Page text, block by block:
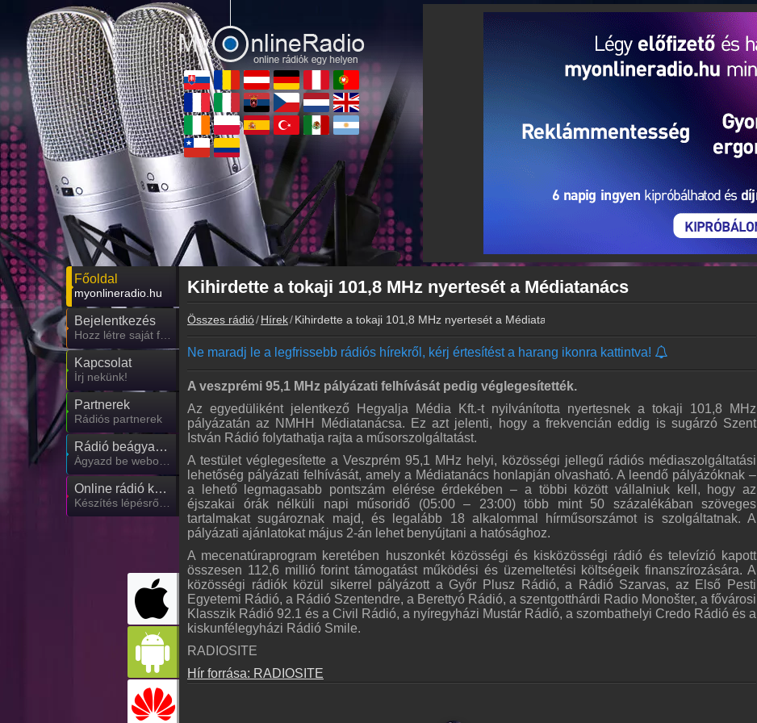
Főoldal
myonlineradio.hu
Bejelentkezés
Kapcsolat
Írj nekünk!
Partnerek
Rádiós partnerek
Rádió beágyazás
Online rádió készítés
Kihirdette a tokaji 101,8 MHz nyertesét a Médiatanács
Összes rádió Hírek Kihirdette a tokaji 101,8 MHz nyertesét a Médiatanács
Ne maradj le a legfrissebb rádiós hírekről, kérj értesítést a harang ikonra kattintva!
A veszprémi 95,1 MHz pályázati felhívását pedig véglegesítették.
Az egyedüliként jelentkező Hegyalja Média Kft.-t nyilvánította nyertesnek a tokaji 101,8 MHz
pályázatán az NMHH Médiatanácsa. Ez azt jelenti, hogy a frekvencián eddig is sugárzó Szent
István Rádió folytathatja rajta a műsorszolgáltatást.
A testület véglegesítette a Veszprém 95,1 MHz helyi, közösségi jellegű rádiós médiaszolgáltatási
lehetőség pályázati felhívását, amely a Médiatanács honlapján olvasható. A leendő pályázóknak –
a lehető legmagasabb pontszám elérése érdekében – a többi között vállalniuk kell, hogy az
éjszakai órák nélküli napi műsoridő (05:00 – 23:00) több mint 50 százalékában szöveges
tartalmakat sugároznak majd, és legalább 18 alkalommal hírműsorszámot is szolgáltatnak. A
pályázati ajánlatokat május 2-án lehet benyújtani a hatósághoz.
A mecenatúraprogram keretében huszonkét közösségi és kisközösségi rádió és televízió kapott
összesen 112,6 millió forint támogatást működési és üzemeltetési költségeik finanszírozására. A
közösségi rádiók közül sikerrel pályázott a Győr Plusz Rádió, a Rádió Szarvas, az Első Pesti
Egyetemi Rádió, a Rádió Szentendre, a Berettyó Rádió, a szentgotthárdi Radio Monošter, a fővárosi
Klasszik Rádió 92.1 és a Civil Rádió, a nyíregyházi Mustár Rádió, a szombathelyi Credo Rádió és a
kiskunfélegyházi Rádió Smile.
RADIOSITE
Hír forrása: RADIOSITE